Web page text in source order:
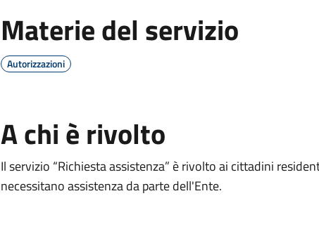
Materie del servizio
Autorizzazioni
A chi è rivolto
Il servizio “Richiesta assistenza” è rivolto ai cittadini
necessitano assistenza da parte dell'Ente.